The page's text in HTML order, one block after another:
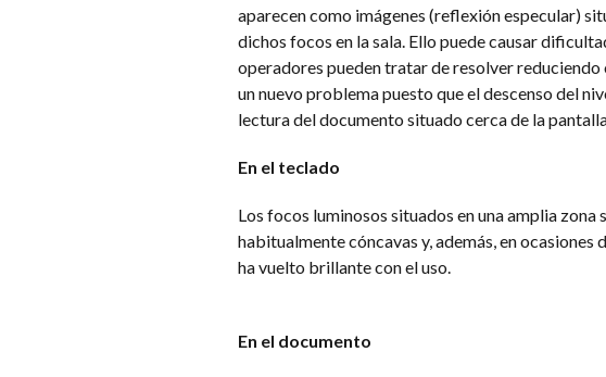
aparecen como imágenes (reflexión especular)
dichos focos en la sala. Ello puede causar
operadores pueden tratar de resolver
un nuevo problema puesto que el descenso del
lectura del documento situado cerca de la
En el teclado
Los focos luminosos situados en una amplia
habitualmente cóncavas y, además, en
ha vuelto brillante con el uso.
En el documento